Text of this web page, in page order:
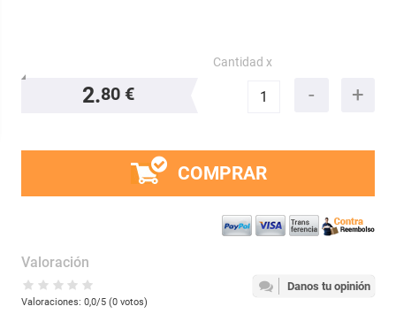
2.80 €
Cantidad x
COMPRAR
Danos tu opinión
Valoración
Valoraciones: 0,0/5 (0votos)